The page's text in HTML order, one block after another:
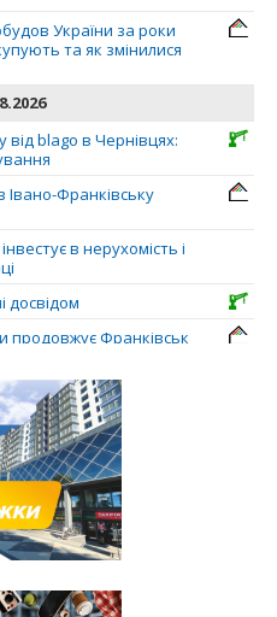
України за роки
та як змінилися
від blago в Чернівцях:
Івано-Франківську
в нерухомість і
досвідом
продовжує Франківськ
новий житловий
захід: Франківськ —
цін на новобудови
забудову та